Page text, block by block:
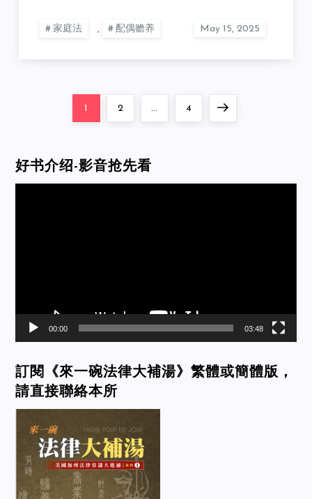
家庭法 , 配偶赡养
Page
1 Page
2 … Page
4 Next
好书介绍-影音抢先看
00:00 03:48
訂閱《來一碗法律大補湯》繁體或簡體版，
請直接聯絡本所